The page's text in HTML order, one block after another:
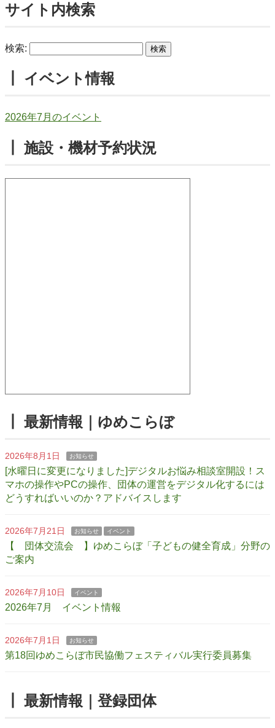
サイト内検索
検索:
┃ イベント情報
2026年7月のイベント
┃ 施設・機材予約状況
┃ 最新情報｜ゆめこらぼ
2026年8月1日 お知らせ
[水曜日に変更になりました]デジタルお悩み相談室開設！ス
マホの操作やPCの操作、団体の運営をデジタル化するには
どうすればいいのか？アドバイスします
2026年7月21日 お知らせ イベント
【 団体交流会 】ゆめこらぼ「子どもの健全育成」分野の
ご案内
2026年7月10日 イベント
2026年7月 イベント情報
2026年7月1日 お知らせ
第18回ゆめこらぼ市民協働フェスティバル実行委員募集
┃ 最新情報｜登録団体